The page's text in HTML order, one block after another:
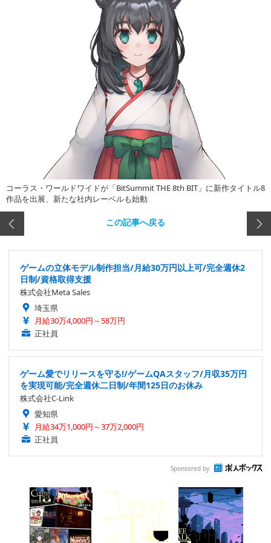
コーラス・ワールドワイドが「BitSummit THE 8th BIT」に新作タイトル8
作品を出展、新たな社内レーベルも始動
この記事へ戻る
ゲームの立体モデル制作担当/月給30万円以上可/完全週休2
日制/資格取得支援
株式会社Meta Sales
埼玉県
月給30万4,000円～58万円
正社員
ゲーム愛でリリースを守る!/ゲームQAスタッフ/月収35万円
を実現可能/完全週休二日制/年間125日のお休み
株式会社C-Link
愛知県
月給34万1,000円～37万2,000円
正社員
Sponsored by